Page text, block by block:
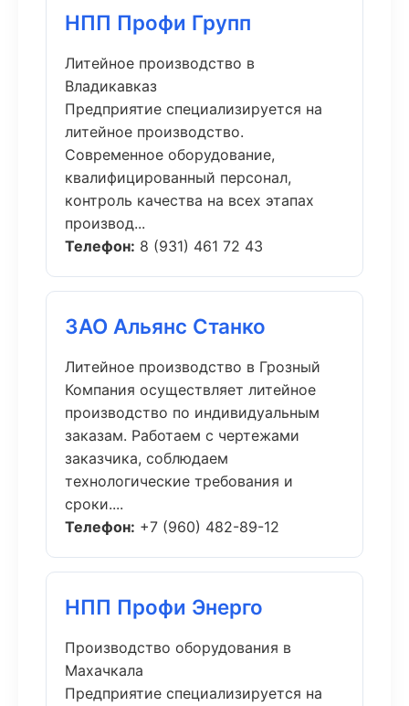
НПП Профи Групп
Литейное производство в
Владикавказ
Предприятие специализируется на
литейное производство.
Современное оборудование,
квалифицированный персонал,
контроль качества на всех этапах
производ...
Телефон: 8 (931) 461 72 43
ЗАО Альянс Станко
Литейное производство в Грозный
Компания осуществляет литейное
производство по индивидуальным
заказам. Работаем с чертежами
заказчика, соблюдаем
технологические требования и
сроки....
Телефон: +7 (960) 482-89-12
НПП Профи Энерго
Производство оборудования в
Махачкала
Предприятие специализируется на